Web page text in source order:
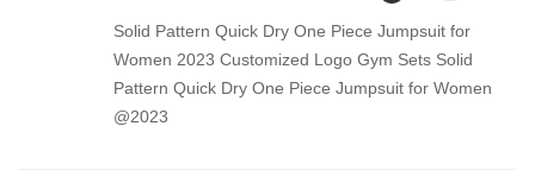
Solid Pattern Quick Dry One Piece Jumpsuit for
Women 2023 Customized Logo Gym Sets Solid
Pattern Quick Dry One Piece Jumpsuit for Women
2023@